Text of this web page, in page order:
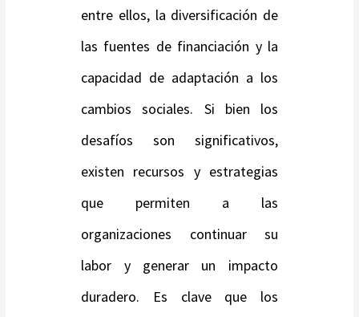
entre ellos, la diversificación de
las fuentes de financiación y la
capacidad de adaptación a los
cambios sociales. Si bien los
desafíos son significativos,
existen recursos y estrategias
que permiten a las
organizaciones continuar su
labor y generar un impacto
duradero. Es clave que los